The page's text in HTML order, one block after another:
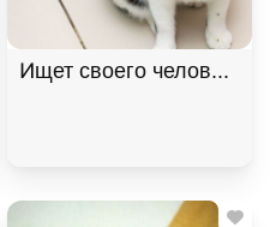
домой! В дар!,
Ищет своего человека